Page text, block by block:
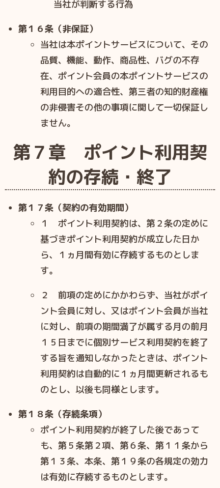
当社が判断する⾏為
第１６条（非保証）
当社は本ポイントサービスについて、その
品質、機能、動作、商品性、バグの不存
在、ポイント会員の本ポイントサービスの
利⽤⽬的への適合性、第三者の知的財産権
の⾮侵害その他の事項に関して⼀切保証し
ません。
第７章 ポイント利⽤契
約の存続・終了
第１７条（契約の有効期間）
１ ポイント利⽤契約は、第２条の定めに
基づきポイント利⽤契約が成⽴した⽇か
ら、１ヵ月間有効に存続するものとしま
す。
２ 前項の定めにかかわらず、当社がポイ
ント会員に対し、⼜はポイント会員が当社
に対し、前項の期間満了が属する月の前月
１５日までに個別サービス利用契約を終了
する旨を通知しなかったときは、ポイント
利⽤契約は⾃動的に１ヵ月間更新されるも
のとし、以後も同様とします。
第１８条（存続条項）
ポイント利⽤契約が終了した後であって
も、第５条第２項、第６条、第１１条から
第１３条、本条、第１９条の各規定の効⼒
は有効に存続するものとします。